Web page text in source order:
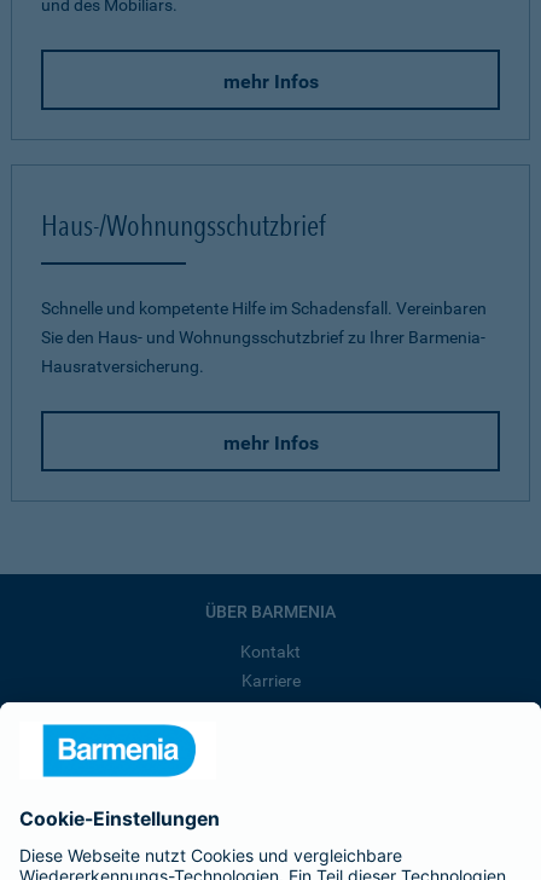
und des Mobiliars.
mehr Infos
Haus-/Wohnungsschutzbrief
Schnelle und kompetente Hilfe im Schadensfall. Vereinbaren
Sie den Haus- und Wohnungsschutzbrief zu Ihrer Barmenia-
Hausratversicherung.
mehr Infos
ÜBER BARMENIA
Kontakt
Karriere
Barmenia ist Teil der BarmeniaGothaer